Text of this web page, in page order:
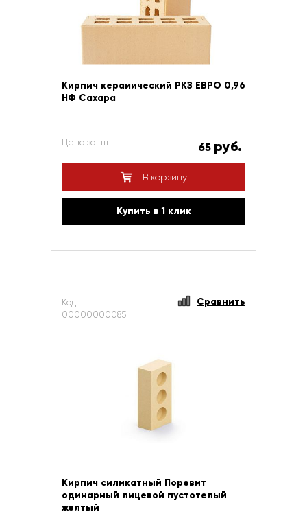
Кирпич керамический РКЗ ЕВРО 0,96
НФ Сахара
Цена за шт 65 руб.
В корзину
Купить в 1 клик
Код:
00000000085
Сравнить
Кирпич силикатный Поревит
одинарный лицевой пустотелый
желтый